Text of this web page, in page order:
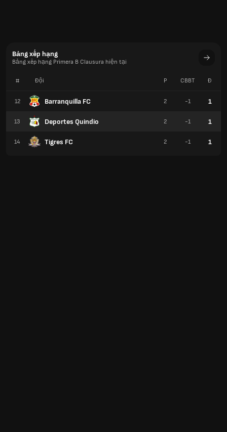
Bảng xếp hạng
Bảng xếp hạng Primera B Clausura hiện tại
# Đội
12 Barranquilla FC
13 Deportes Quindio
14 Tigres FC
P CBBT Đ
2 -1 1
2 -1 1
2 -1 1